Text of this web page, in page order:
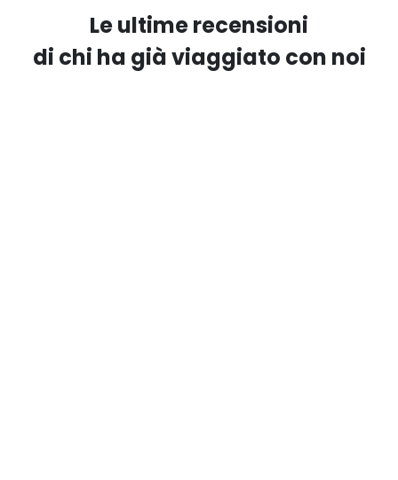
Le ultime recensioni
di chi ha già viaggiato con noi